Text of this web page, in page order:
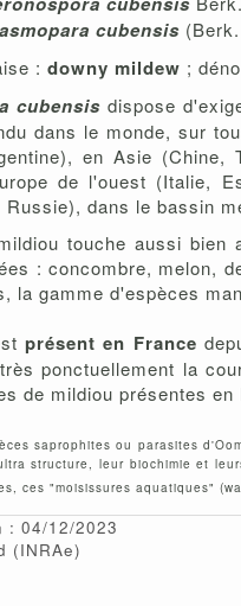
cubensis
: downy mildew ;
cubensis dispose
dans le monde, sur
en Asie
de l'ouest (Italie,
Russie), dans le bassin
touche aussi
: concombre, melon,
la gamme d'espèces
présent en France
ponctuellement la
de mildiou présentes en
saprophites ou parasites
structure, leur biochimie et
ces "moisissures aquatiques"
: 04/12/2023
(INRAe)